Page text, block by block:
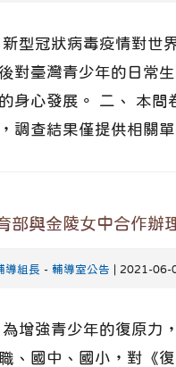
新型冠狀病毒疫情對世
對臺灣青少年的日常
身心發展。 二、 本問
調查結果僅提供相關
部與金陵女中合作辦
導組長 -輔導室公告 | 2021-06-
為增強青少年的復原力
、國中、國小，對《